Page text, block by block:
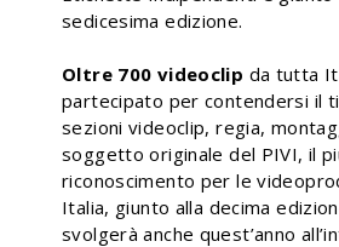
sedicesima edizione.
Oltre 700 videoclip da tutta
partecipato per contendersi il
sezioni videoclip, regia,
soggetto originale del PIVI, il
riconoscimento per le
Italia, giunto alla decima
svolgerà anche quest’anno